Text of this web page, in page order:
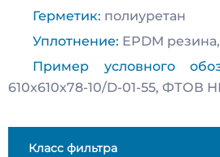
Герметик: полиуретан
Уплотнение: EPDM
Пример условного
610x610x78-10/D-01-55, ФТОВ
Класс фильтра